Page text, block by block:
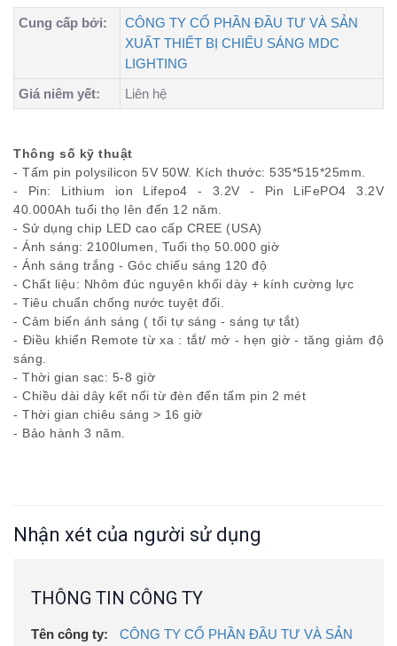
Cung cấp bởi:
CÔNG TY CỔ PHẦN ĐẦU TƯ VÀ SẢN
XUẤT THIẾT BỊ CHIẾU SÁNG MDC
LIGHTING
Giá niêm yết:
Liên hệ
Thông số kỹ thuật
- Tấm pin polysilicon 5V 50W. Kích thước: 535*515*25mm.
- Pin: Lithium ion Lifepo4 - 3.2V - Pin LiFePO4 3.2V
40.000Ah tuổi thọ lên đến 12 năm.
- Sử dụng chip LED cao cấp CREE (USA)
- Ánh sáng: 2100lumen, Tuổi thọ 50.000 giờ
- Ánh sáng trắng - Góc chiếu sáng 120 độ
- Chất liệu: Nhôm đúc nguyên khối dày + kính cường lực
- Tiêu chuẩn chống nước tuyệt đối.
- Cảm biến ánh sáng ( tối tự sáng - sáng tự tắt)
- Điều khiển Remote từ xa : tắt/ mở - hẹn giờ - tăng giảm độ
sáng.
- Thời gian sạc: 5-8 giờ
- Chiều dài dây kết nối từ đèn đến tấm pin 2 mét
- Thời gian chiêu sáng > 16 giờ
- Bảo hành 3 năm.
Nhận xét của người sử dụng
THÔNG TIN CÔNG TY
Tên công ty:
CÔNG TY CỔ PHẦN ĐẦU TƯ VÀ SẢN